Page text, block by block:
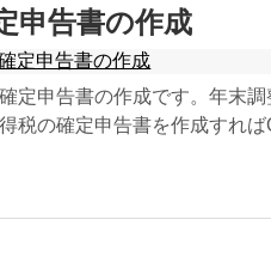
申告書の作成
定申告書の作成
定申告書の作成です。年末
税の確定申告書を作成すれ